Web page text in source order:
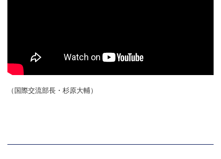
（国際交流部長・杉原大輔）